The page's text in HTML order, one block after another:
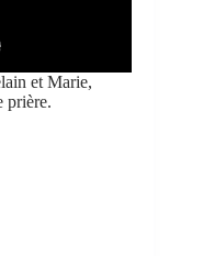
et Marie,
prière.